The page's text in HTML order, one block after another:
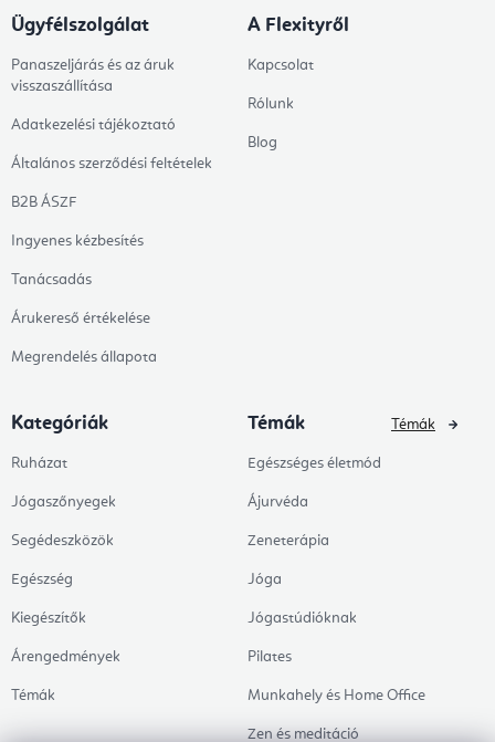
Ügyfélszolgálat
Panaszeljárás és az áruk
visszaszállítása
Adatkezelési tájékoztató
Általános szerződési feltételek
B2B ÁSZF
Ingyenes kézbesítés
Tanácsadás
Árukereső értékelése
Megrendelés állapota
A Flexityről
Kapcsolat
Rólunk
Blog
Kategóriák
Ruházat
Jógaszőnyegek
Segédeszközök
Egészség
Kiegészítők
Árengedmények
Témák
Témák
Egészséges életmód
Ájurvéda
Zeneterápia
Jóga
Jógastúdióknak
Pilates
Munkahely és Home Office
Zen és meditáció
Témák